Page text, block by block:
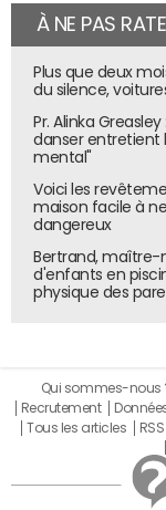
À NE PAS
Plus que deux
du silence,
Pr. Alinka
danser entretient
mental"
Voici les
maison facile à
dangereux
Bertrand, maître-
d'enfants en
physique des
Qui sommes-nous
Recrutement
Tous les articles
RSS